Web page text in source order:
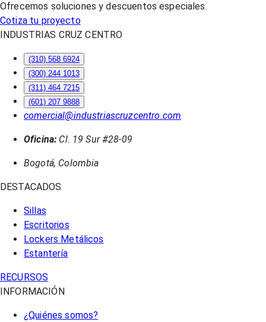
Ofrecemos soluciones y descuentos especiales.
Cotiza tu proyecto
INDUSTRIAS CRUZ CENTRO
(310) 568 6924
(300) 244 1013
(311) 464 7215
(601) 207 9888
comercial@industriascruzcentro.com
Oficina: Cl. 19 Sur #28-09
Bogotá, Colombia
DESTACADOS
Sillas
Escritorios
Lockers Metálicos
Estantería
RECURSOS
INFORMACIÓN
¿Quiénes somos?